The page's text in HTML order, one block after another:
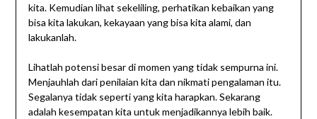
kita. Kemudian lihat sekeliling, perhatikan kebaikan yang
bisa kita lakukan, kekayaan yang bisa kita alami, dan
lakukanlah.
Lihatlah potensi besar di momen yang tidak sempurna ini.
Menjauhlah dari penilaian kita dan nikmati pengalaman itu.
Segalanya tidak seperti yang kita harapkan. Sekarang
adalah kesempatan kita untuk menjadikannya lebih baik.